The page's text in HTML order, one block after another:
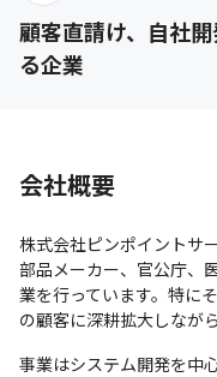
顧客直請け、自社
る企業
会社概要
株式会社ピンポイントサ
部品メーカー、官公庁、
業を行っています。特に
の顧客に深耕拡大しなが
事業はシステム開発を中